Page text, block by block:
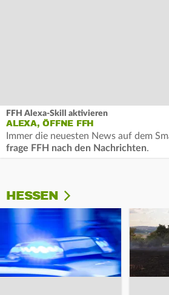
FFH Alexa-Skill aktivieren
ALEXA, ÖFFNE FFH
Immer die neuesten News auf dem
frage FFH nach den Nachrichten.
HESSEN